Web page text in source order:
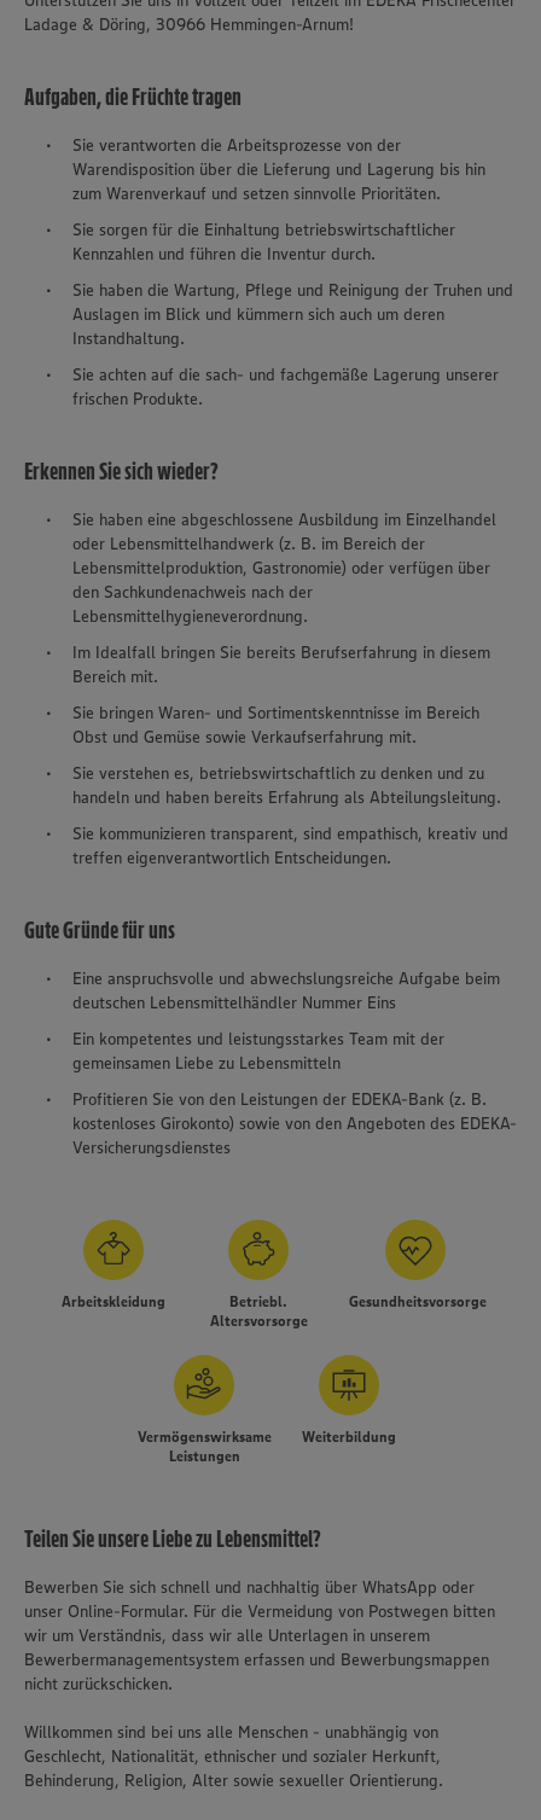
Ladage & Döring, 30966 Hemmingen-Arnum!
Aufgaben, die Früchte tragen
Sie verantworten die Arbeitsprozesse von der
Warendisposition über die Lieferung und Lagerung bis hin
zum Warenverkauf und setzen sinnvolle Prioritäten.
Sie sorgen für die Einhaltung betriebswirtschaftlicher
Kennzahlen und führen die Inventur durch.
Sie haben die Wartung, Pflege und Reinigung der Truhen und
Auslagen im Blick und kümmern sich auch um deren
Instandhaltung.
Sie achten auf die sach- und fachgemäße Lagerung unserer
frischen Produkte.
Erkennen Sie sich wieder?
Sie haben eine abgeschlossene Ausbildung im Einzelhandel
oder Lebensmittelhandwerk (z. B. im Bereich der
Lebensmittelproduktion, Gastronomie) oder verfügen über
den Sachkundenachweis nach der
Lebensmittelhygieneverordnung.
Im Idealfall bringen Sie bereits Berufserfahrung in diesem
Bereich mit.
Sie bringen Waren- und Sortimentskenntnisse im Bereich
Obst und Gemüse sowie Verkaufserfahrung mit.
Sie verstehen es, betriebswirtschaftlich zu denken und zu
handeln und haben bereits Erfahrung als Abteilungsleitung.
Sie kommunizieren transparent, sind empathisch, kreativ und
treffen eigenverantwortlich Entscheidungen.
Gute Gründe für uns
Eine anspruchsvolle und abwechslungsreiche Aufgabe beim
deutschen Lebensmittelhändler Nummer Eins
Ein kompetentes und leistungsstarkes Team mit der
gemeinsamen Liebe zu Lebensmitteln
Profitieren Sie von den Leistungen der EDEKA-Bank (z. B.
kostenloses Girokonto) sowie von den Angeboten des EDEKA-
Versicherungsdienstes
Arbeitskleidung
Betriebl.
Altersvorsorge
Gesundheitsvorsorge
Vermögenswirksame
Leistungen
Weiterbildung
Teilen Sie unsere Liebe zu Lebensmittel?
Bewerben Sie sich schnell und nachhaltig über WhatsApp oder
unser Online-Formular. Für die Vermeidung von Postwegen bitten
wir um Verständnis, dass wir alle Unterlagen in unserem
Bewerbermanagementsystem erfassen und Bewerbungsmappen
nicht zurückschicken.
Willkommen sind bei uns alle Menschen - unabhängig von
Geschlecht, Nationalität, ethnischer und sozialer Herkunft,
Behinderung, Religion, Alter sowie sexueller Orientierung.